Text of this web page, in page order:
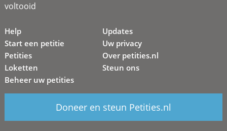
voltooid
Help
Start een petitie
Petities
Loketten
Beheer uw petities
Updates
Uw privacy
Over petities.nl
Steun ons
Doneer en steun Petities.nl